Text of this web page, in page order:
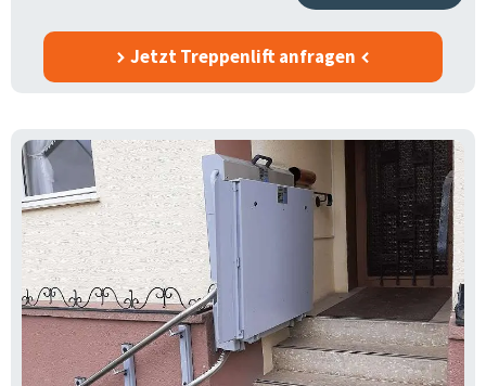
Jetzt Treppenlift anfragen